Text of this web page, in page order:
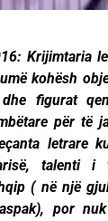
Krijimtaria
kohësh
figurat
për të
letrare
talenti i
( në një
por